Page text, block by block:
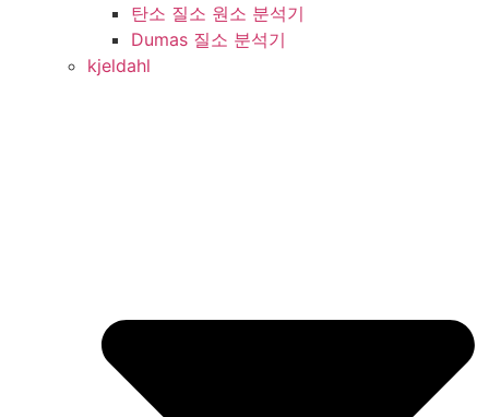
탄소 질소 원소 분석기
Dumas 질소 분석기
kjeldahl